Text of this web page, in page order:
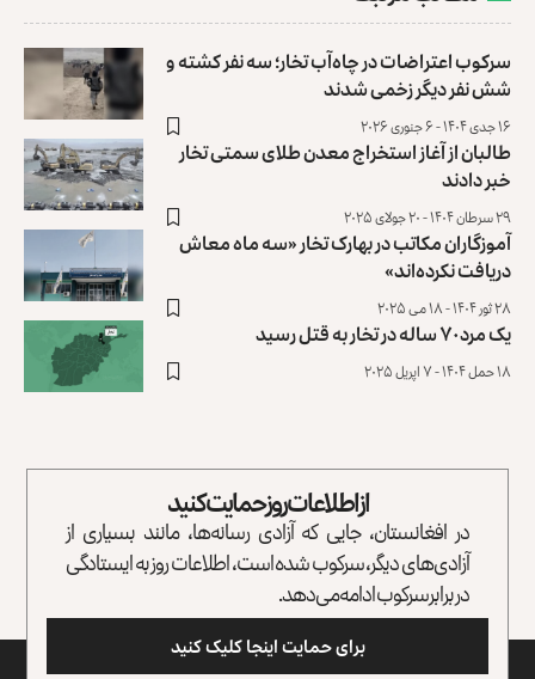
سرکوب اعتراضات در چاه‌آب تخار؛ سه نفر کشته و
شش نفر دیگر زخمی شدند
۱۶ جدی ۱۴۰۴ - ۶ جنوری ۲۰۲۶
طالبان از آغاز استخراج معدن طلای سمتی تخار
خبر دادند
۲۹ سرطان ۱۴۰۴ - ۲۰ جولای ۲۰۲۵
آموزگاران مکاتب در بهارک تخار «سه ماه معاش
دریافت نکرده‌اند»
۲۸ ثور ۱۴۰۴ - ۱۸ می ۲۰۲۵
یک مرد ۷۰ ساله در تخار به قتل رسید
۱۸ حمل ۱۴۰۴ - ۷ اپریل ۲۰۲۵
از اطلاعات روز حمایت کنید
در افغانستان، جایی که آزادی رسانه‌ها، مانند بسیاری از
آزادی‌های دیگر، سرکوب شده است، اطلاعات روز به ایستادگی
در برابر سرکوب ادامه می‌دهد.
برای حمایت اینجا کلیک کنید